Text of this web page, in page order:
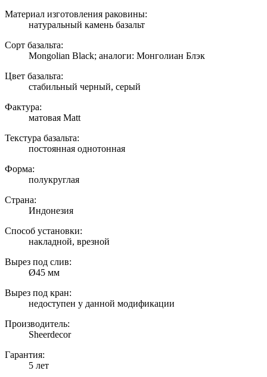
Материал изготовления раковины:
натуральный камень базальт
Сорт базальта:
Mongolian Black; аналоги: Монголиан Блэк
Цвет базальта:
стабильный черный, серый
Фактура:
матовая Matt
Текстура базальта:
постоянная однотонная
Форма:
полукруглая
Страна:
Индонезия
Способ установки:
накладной, врезной
Вырез под слив:
Ø45 мм
Вырез под кран:
недоступен у данной модификации
Производитель:
Sheerdecor
Гарантия:
5 лет